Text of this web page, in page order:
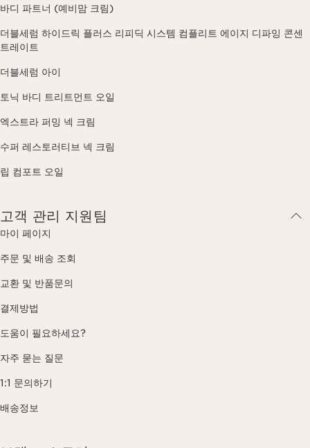
바디 파트너 (예비맘 크림)
더블세럼 하이드릭 플러스 리피딕 시스템 컴플리트 에이지 디파잉 콘센
트레이트
더블세럼 아이
토닉 바디 트리트먼트 오일
엑스트라 퍼밍 넥 크림
수퍼 레스토러티브 넥 크림
립 컴포트 오일
고객 관리 지원팀
마이 페이지
주문 및 배송 조회
교환 및 반품문의
결제방법
도움이 필요하세요?
자주 묻는 질문
1:1 문의하기
배송정보